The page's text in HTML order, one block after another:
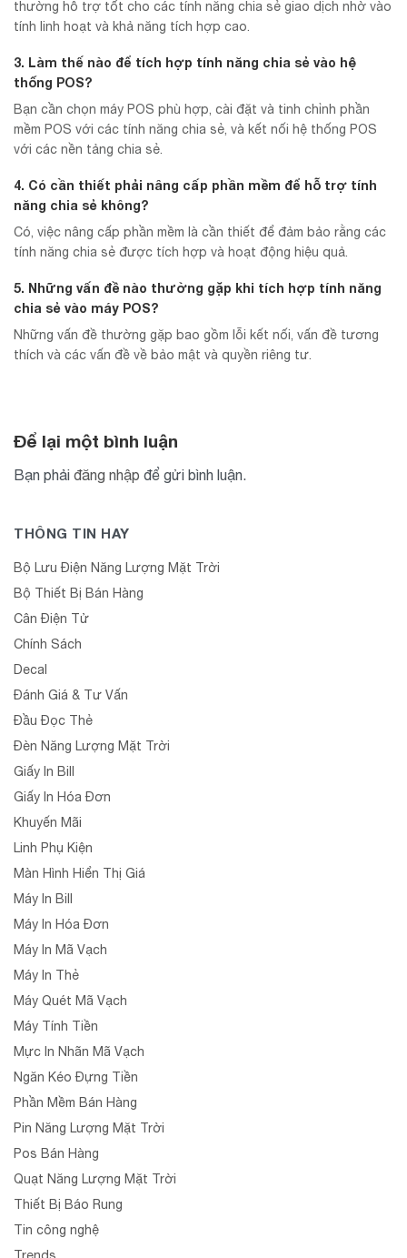
thường hỗ trợ tốt cho các tính năng chia sẻ giao dịch nhờ vào
tính linh hoạt và khả năng tích hợp cao.
3. Làm thế nào để tích hợp tính năng chia sẻ vào hệ
thống POS?
Bạn cần chọn máy POS phù hợp, cài đặt và tinh chỉnh phần
mềm POS với các tính năng chia sẻ, và kết nối hệ thống POS
với các nền tảng chia sẻ.
4. Có cần thiết phải nâng cấp phần mềm để hỗ trợ tính
năng chia sẻ không?
Có, việc nâng cấp phần mềm là cần thiết để đảm bảo rằng các
tính năng chia sẻ được tích hợp và hoạt động hiệu quả.
5. Những vấn đề nào thường gặp khi tích hợp tính năng
chia sẻ vào máy POS?
Những vấn đề thường gặp bao gồm lỗi kết nối, vấn đề tương
thích và các vấn đề về bảo mật và quyền riêng tư.
Để lại một bình luận
Bạn phải đăng nhập để gửi bình luận.
THÔNG TIN HAY
Bộ Lưu Điện Năng Lượng Mặt Trời
Bộ Thiết Bị Bán Hàng
Cân Điện Tử
Chính Sách
Decal
Đánh Giá & Tư Vấn
Đầu Đọc Thẻ
Đèn Năng Lượng Mặt Trời
Giấy In Bill
Giấy In Hóa Đơn
Khuyến Mãi
Linh Phụ Kiện
Màn Hình Hiển Thị Giá
Máy In Bill
Máy In Hóa Đơn
Máy In Mã Vạch
Máy In Thẻ
Máy Quét Mã Vạch
Máy Tính Tiền
Mực In Nhãn Mã Vạch
Ngăn Kéo Đựng Tiền
Phần Mềm Bán Hàng
Pin Năng Lượng Mặt Trời
Pos Bán Hàng
Quạt Năng Lượng Mặt Trời
Thiết Bị Báo Rung
Tin công nghệ
Trends